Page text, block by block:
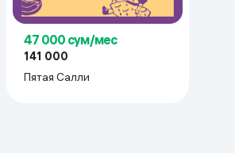
47 000 сум/мес
141 000
Пятая Салли